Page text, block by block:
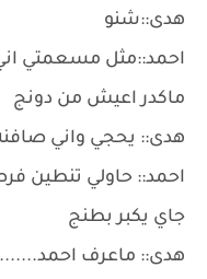
هدى::شنو
احمد::مثل مسعمتي
ماكدر اعيش من دونج
هدى:: يحجي واني
احمد:: حاولي تنطين
جاي يكبر بطنج
هدى:: ماعرف